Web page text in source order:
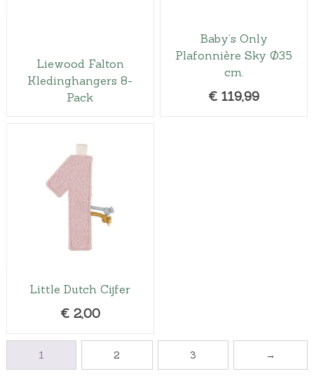
Liewood Falton
Kledinghangers 8-
Pack
Baby’s Only
Plafonnière Sky Ø35
cm.
€ 119,99
Little Dutch Cijfer
€ 2,00
1 2 3 →